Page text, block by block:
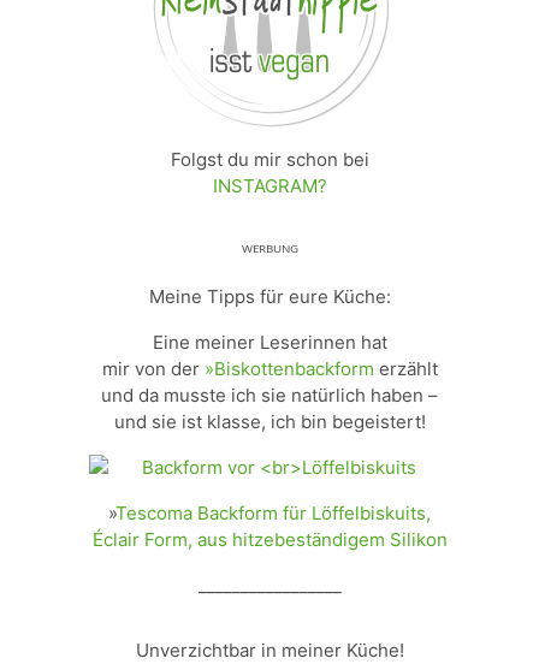
Folgst du mir schon bei
INSTAGRAM?
ᵂᴱᴿᴮᵁᴺᴳ
Meine Tipps für eure Küche:
Eine meiner Leserinnen hat
mir von der »Biskottenbackform erzählt
und da musste ich sie natürlich haben –
und sie ist klasse, ich bin begeistert!
»Tescoma Backform für Löffelbiskuits,
Éclair Form, aus hitzebeständigem Silikon
Unverzichtbar in meiner Küche!